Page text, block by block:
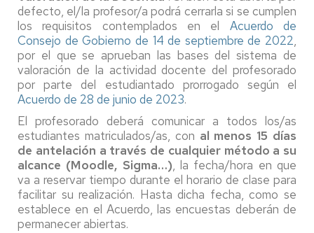
defecto, el/la profesor/a podrá cerrarla si se cumplen
los requisitos contemplados en el Acuerdo de
Consejo de Gobierno de 14 de septiembre de 2022,
por el que se aprueban las bases del sistema de
valoración de la actividad docente del profesorado
por parte del estudiantado prorrogado según el
Acuerdo de 28 de junio de 2023.
El profesorado deberá comunicar a todos los/as
estudiantes matriculados/as, con al menos 15 días
de antelación a través de cualquier método a su
alcance (Moodle, Sigma…), la fecha/hora en que
va a reservar tiempo durante el horario de clase para
facilitar su realización. Hasta dicha fecha, como se
establece en el Acuerdo, las encuestas deberán de
permanecer abiertas.